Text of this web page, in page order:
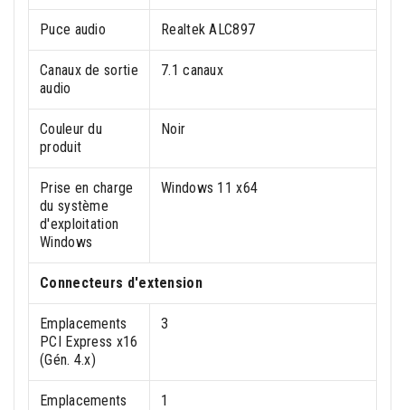
Puce audio Realtek ALC897
Canaux de sortie
audio
7.1 canaux
Couleur du
produit
Noir
Prise en charge
du système
d'exploitation
Windows
Windows 11 x64
Connecteurs d'extension
Emplacements
PCI Express x16
(Gén. 4.x)
3
Emplacements
1